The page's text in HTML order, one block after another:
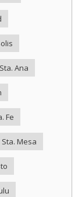
Sta. Ana
Fe
Sta. Mesa